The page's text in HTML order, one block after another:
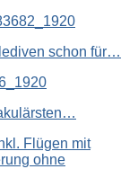
schon für…
Flügen mit
ohne